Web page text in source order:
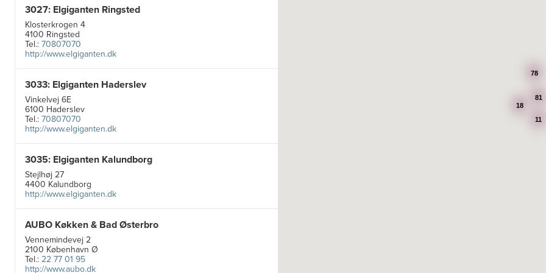
3027: Elgiganten Ringsted
Klosterkrogen 4
4100 Ringsted
Tel.: 70807070
http://www.elgiganten.dk
3033: Elgiganten Haderslev
Vinkelvej 6E
6100 Haderslev
Tel.: 70807070
http://www.elgiganten.dk
3035: Elgiganten Kalundborg
Stejlhøj 27
4400 Kalundborg
http://www.elgiganten.dk
AUBO Køkken & Bad Østerbro
Vennemindevej 2
2100 København Ø
Tel.: 22 77 01 95
http://www.aubo.dk
81
78
18
11